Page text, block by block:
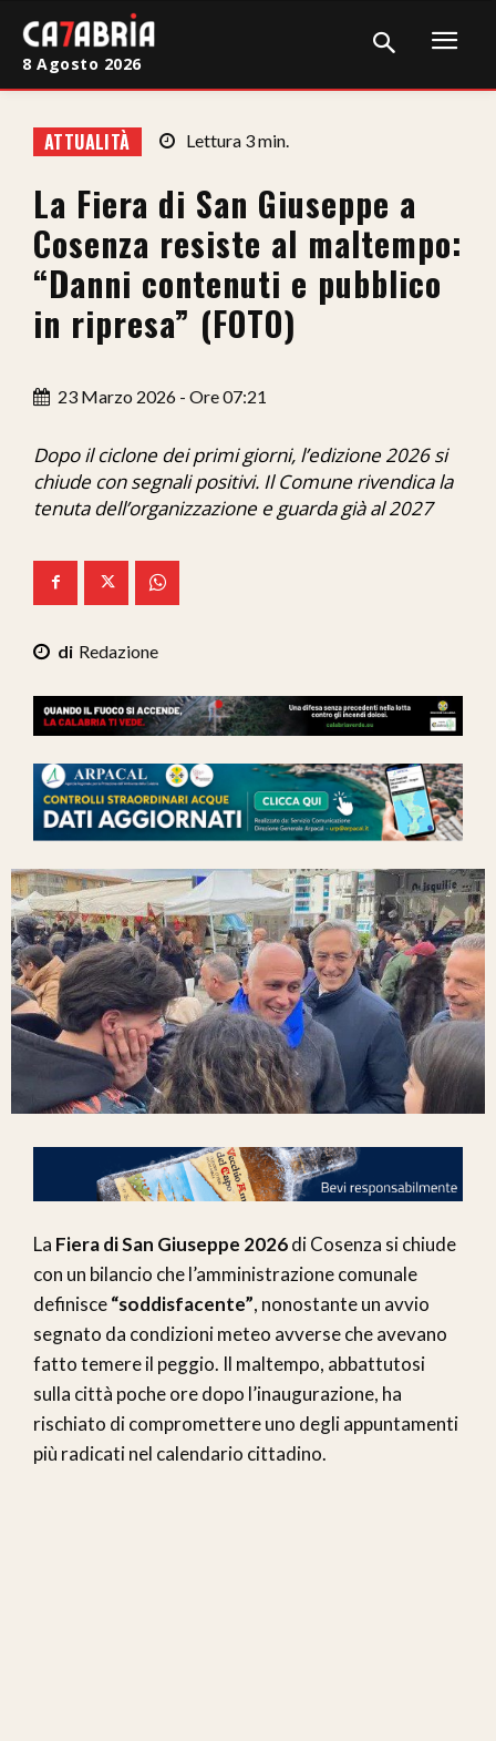
Cronaca
Giudiziaria
Politica
Sport
Sanità
Economia
Ita-Mondo
C7 Play
We Calabria
Mix Zone
8 Agosto 2026
ATTUALITÀ Lettura 3min.
La Fiera di San Giuseppe a
Cosenza resiste al maltempo:
“Danni contenuti e pubblico
in ripresa” (FOTO)
23 Marzo 2026 - Ore 07:21
Dopo il ciclone dei primi giorni, l’edizione 2026 si
chiude con segnali positivi. Il Comune rivendica la
tenuta dell’organizzazione e guarda già al 2027
Redazione
La Fiera di San Giuseppe 2026di Cosenza si chiude
con un bilancio che l’amministrazione comunale
definisce“soddisfacente”, nonostante un avvio
segnato da condizioni meteo avverse che avevano
fatto temere il peggio. Il maltempo, abbattutosi
sulla città poche ore dopo l’inaugurazione, ha
rischiato di compromettere uno degli appuntamenti
più radicati nel calendario cittadino.